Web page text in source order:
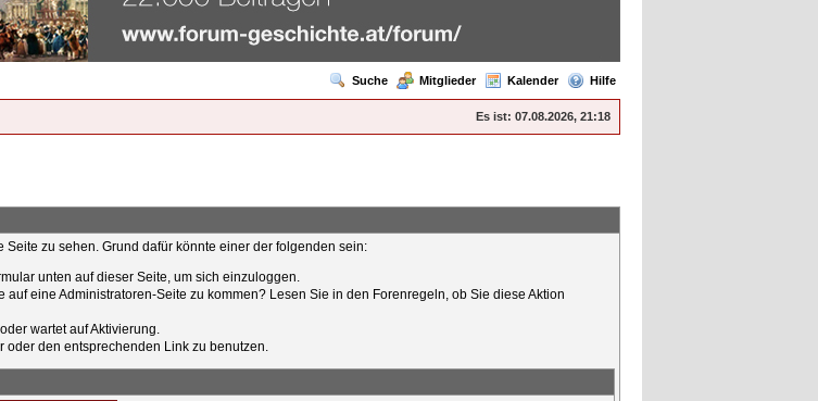
Suche Mitglieder Kalender Hilfe
Es ist: 07.08.2026, 21:18
zu sehen. Grund dafür könnte einer der folgenden sein:
unten auf dieser Seite, um sich einzuloggen.
auf eine Administratoren-Seite zu kommen? Lesen Sie in den Forenregeln, ob Sie diese Aktion
wartet auf Aktivierung.
oder den entsprechenden Link zu benutzen.